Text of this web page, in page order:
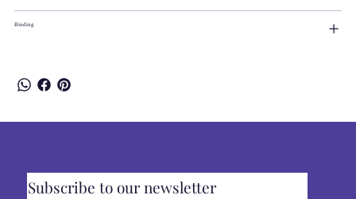
Binding
Subscribe to our newsletter